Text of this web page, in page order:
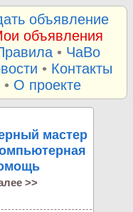
объявление
объявления
• ЧаВо
• Контакты
• О проекте
мастер
>>